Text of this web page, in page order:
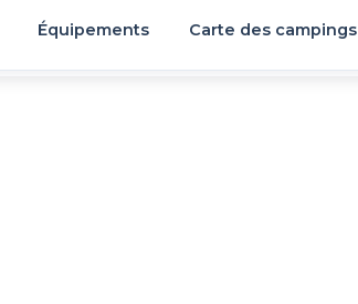
Équipements Carte des campings